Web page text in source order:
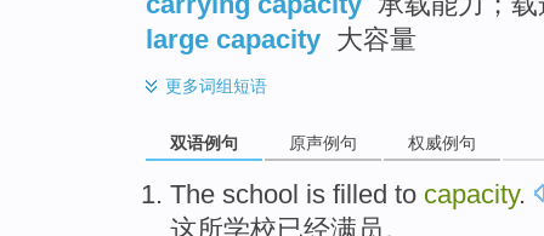
large capacity 大容量
更多词组短语
双语例句 原声例句 权威例句
The school is filled to capacity.
这所学校已经满员 。